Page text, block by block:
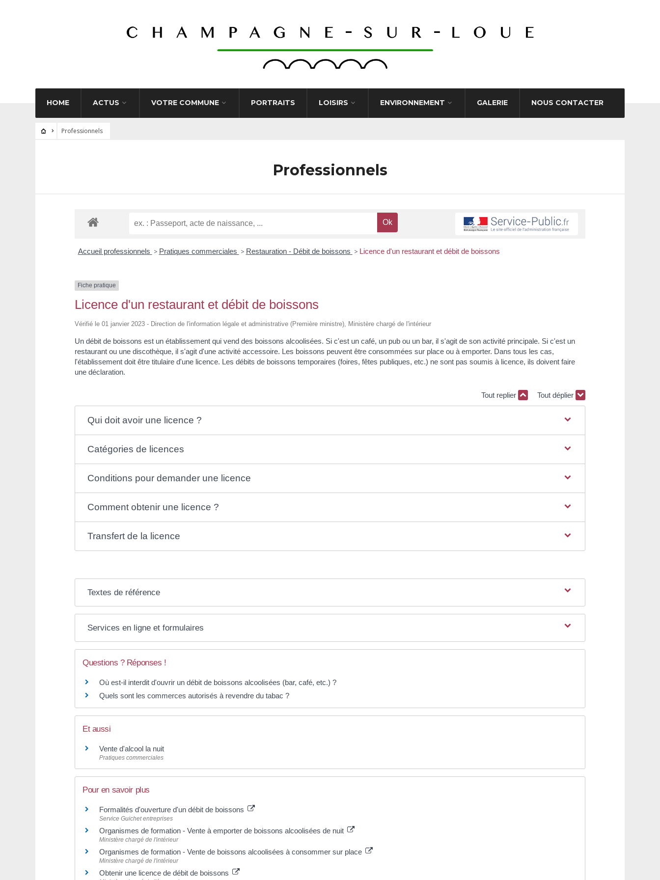
HOME ACTUS VOTRE COMMUNE PORTRAITS LOISIRS ENVIRONNEMENT GALERIE NOUS CONTACTER
Professionnels
Professionnels
Accueil professionnels > Pratiques commerciales > Restauration - Débit de boissons > Licence d'un restaurant et débit de boissons
Fiche pratique
Licence d'un restaurant et débit de boissons
Vérifié le 01 janvier 2023 - Direction de l'information légale et administrative (Première ministre), Ministère chargé de l'intérieur
Un débit de boissons est un établissement qui vend des boissons alcoolisées. Si c'est un café, un pub ou un bar, il s'agit de son activité principale. Si c'est un
restaurant ou une discothèque, il s'agit d'une activité accessoire. Les boissons peuvent être consommées sur place ou à emporter. Dans tous les cas,
l'établissement doit être titulaire d'une licence. Les débits de boissons temporaires (foires, fêtes publiques, etc.) ne sont pas soumis à licence, ils doivent faire
une déclaration.
Tout replier Tout déplier
Qui doit avoir une licence ?
Catégories de licences
Conditions pour demander une licence
Comment obtenir une licence ?
Transfert de la licence
Textes de référence
Services en ligne et formulaires
Questions ? Réponses !
Où est-il interdit d'ouvrir un débit de boissons alcoolisées (bar, café, etc.) ?
Quels sont les commerces autorisés à revendre du tabac ?
Et aussi
Vente d'alcool la nuit
Pratiques commerciales
Pour en savoir plus
Formalités d'ouverture d'un débit de boissons
Service Guichet entreprises
Organismes de formation - Vente à emporter de boissons alcoolisées de nuit
Ministère chargé de l'intérieur
Organismes de formation - Vente de boissons alcoolisées à consommer sur place
Ministère chargé de l'intérieur
Obtenir une licence de débit de boissons